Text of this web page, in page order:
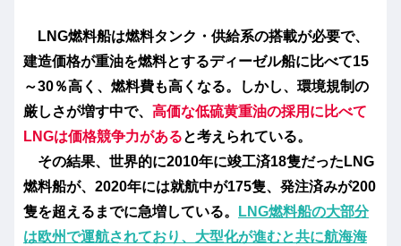
LNG燃料船は燃料タンク・供給系の搭載が必要で、
建造価格が重油を燃料とするディーゼル船に比べて15
～30％高く、燃料費も高くなる。しかし、環境規制の
厳しさが増す中で、 高価な低硫黄重油の採用に比べて
LNGは価格競争力があると考えられている。
その結果、世界的に2010年に竣工済18隻だったLNG
燃料船が、2020年には就航中が175隻、発注済みが200
隻を超えるまでに急増している。
LNG燃料船の大部分
は欧州で運航されており、大型化が進むと共に航海海